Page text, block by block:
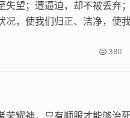
失望；遭逼迫，却不被丢弃
，使我们归正、洁净，使
380